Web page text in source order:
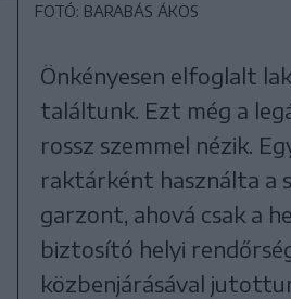
FOTÓ: BARABÁS ÁKOS
Önkényesen elfoglalt
találtunk. Ezt még a
rossz szemmel nézik.
raktárként használta a
garzont, ahová csak a
biztosító helyi
közbenjárásával